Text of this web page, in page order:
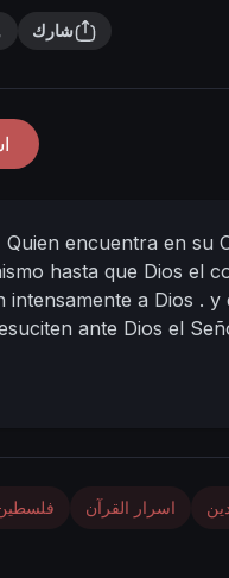
شارك
Quien encuentra en su
hasta que Dios el
intensamente a Dios .
ante Dios el
اسرار القرآن